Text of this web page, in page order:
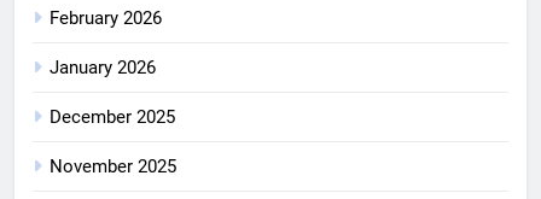
February 2026
January 2026
December 2025
November 2025